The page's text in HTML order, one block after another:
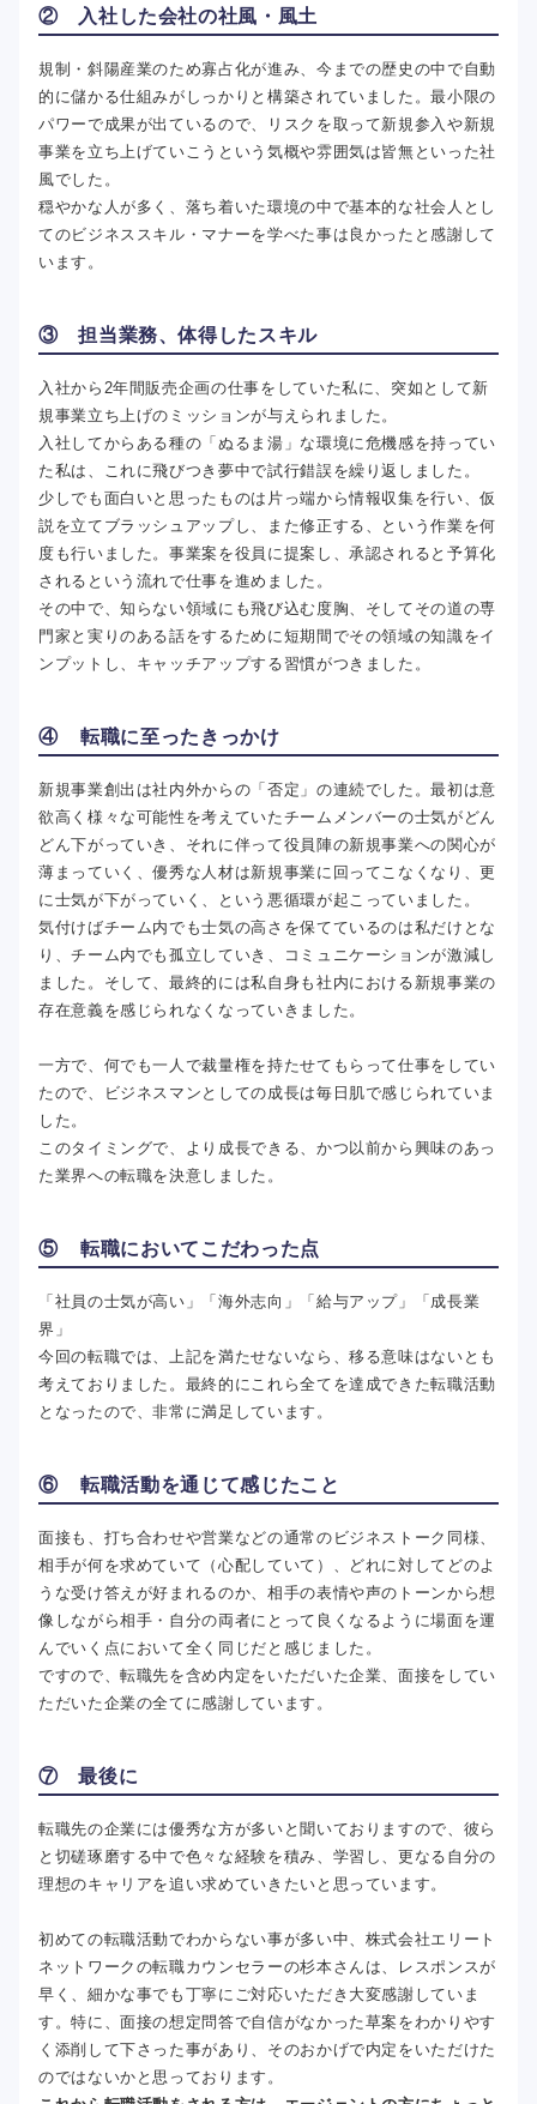
② 入社した会社の社風・風土
規制・斜陽産業のため寡占化が進み、今までの歴史の中で自動
的に儲かる仕組みがしっかりと構築されていました。最小限の
パワーで成果が出ているので、リスクを取って新規参入や新規
事業を立ち上げていこうという気概や雰囲気は皆無といった社
風でした。
穏やかな人が多く、落ち着いた環境の中で基本的な社会人とし
てのビジネススキル・マナーを学べた事は良かったと感謝して
います。
③ 担当業務、体得したスキル
入社から2年間販売企画の仕事をしていた私に、突如として新
規事業立ち上げのミッションが与えられました。
入社してからある種の「ぬるま湯」な環境に危機感を持ってい
た私は、これに飛びつき夢中で試行錯誤を繰り返しました。
少しでも面白いと思ったものは片っ端から情報収集を行い、仮
説を立てブラッシュアップし、また修正する、という作業を何
度も行いました。事業案を役員に提案し、承認されると予算化
されるという流れで仕事を進めました。
その中で、知らない領域にも飛び込む度胸、そしてその道の専
門家と実りのある話をするために短期間でその領域の知識をイ
ンプットし、キャッチアップする習慣がつきました。
④ 転職に至ったきっかけ
新規事業創出は社内外からの「否定」の連続でした。最初は意
欲高く様々な可能性を考えていたチームメンバーの士気がどん
どん下がっていき、それに伴って役員陣の新規事業への関心が
薄まっていく、優秀な人材は新規事業に回ってこなくなり、更
に士気が下がっていく、という悪循環が起こっていました。
気付けばチーム内でも士気の高さを保てているのは私だけとな
り、チーム内でも孤立していき、コミュニケーションが激減し
ました。そして、最終的には私自身も社内における新規事業の
存在意義を感じられなくなっていきました。
一方で、何でも一人で裁量権を持たせてもらって仕事をしてい
たので、ビジネスマンとしての成長は毎日肌で感じられていま
した。
このタイミングで、より成長できる、かつ以前から興味のあっ
た業界への転職を決意しました。
⑤ 転職においてこだわった点
「社員の士気が高い」「海外志向」「給与アップ」「成長業
界」
今回の転職では、上記を満たせないなら、移る意味はないとも
考えておりました。最終的にこれら全てを達成できた転職活動
となったので、非常に満足しています。
⑥ 転職活動を通じて感じたこと
面接も、打ち合わせや営業などの通常のビジネストーク同様、
相手が何を求めていて（心配していて）、どれに対してどのよ
うな受け答えが好まれるのか、相手の表情や声のトーンから想
像しながら相手・自分の両者にとって良くなるように場面を運
んでいく点において全く同じだと感じました。
ですので、転職先を含め内定をいただいた企業、面接をしてい
ただいた企業の全てに感謝しています。
⑦ 最後に
転職先の企業には優秀な方が多いと聞いておりますので、彼ら
と切磋琢磨する中で色々な経験を積み、学習し、更なる自分の
理想のキャリアを追い求めていきたいと思っています。
初めての転職活動でわからない事が多い中、株式会社エリート
ネットワークの転職カウンセラーの杉本さんは、レスポンスが
早く、細かな事でも丁寧にご対応いただき大変感謝していま
す。特に、面接の想定問答で自信がなかった草案をわかりやす
く添削して下さった事があり、そのおかげで内定をいただけた
のではないかと思っております。